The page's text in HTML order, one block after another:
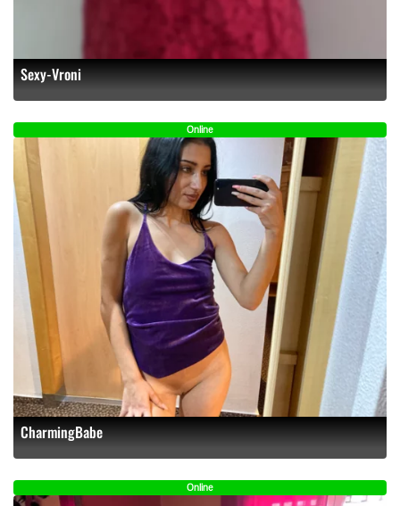
Sexy-Vroni
Online
CharmingBabe
Online